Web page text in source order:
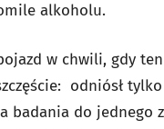
alkoholu.
w chwili, gdy
odniósł
badania do jednego z